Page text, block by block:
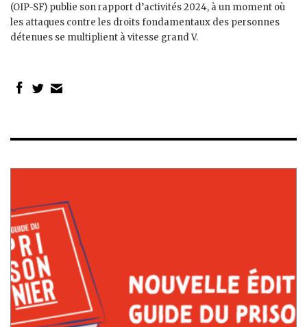
(OIP-SF) publie son rapport d’activités 2024, à un moment où
les attaques contre les droits fondamentaux des personnes
détenues se multiplient à vitesse grand V.